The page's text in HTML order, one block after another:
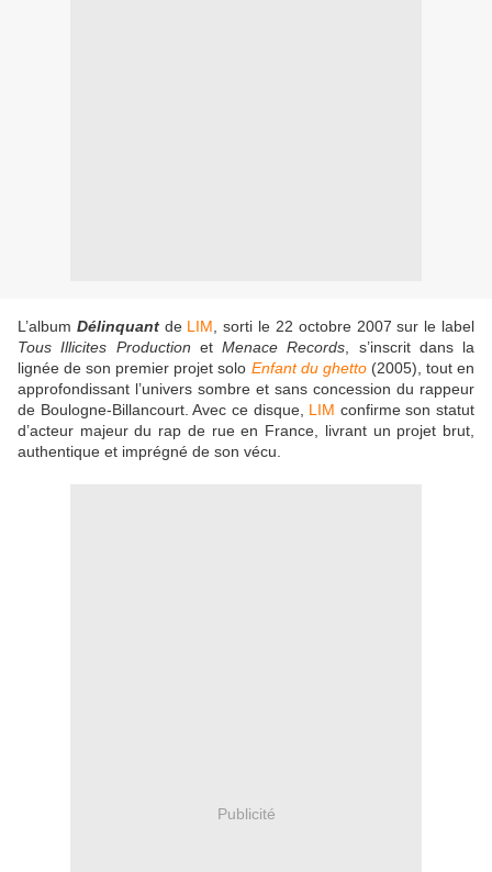
L’album Délinquantde LIM , sorti le 22 octobre 2007 sur le label
Tous Illicites Production et Menace Records , s’inscrit dans la
lignée de son premier projet solo Enfant du ghetto(2005), tout en
approfondissant l’univers sombre et sans concession du rappeur
de Boulogne-Billancourt. Avec ce disque, LIM confirme son statut
d’acteur majeur du rap de rue en France, livrant un projet brut,
authentique et imprégné de son vécu.
Publicité